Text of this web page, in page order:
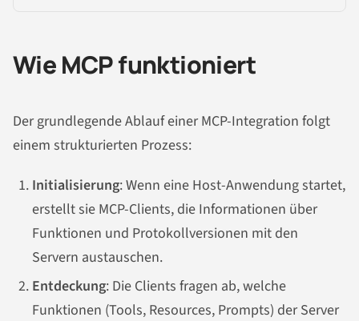
Wie MCP funktioniert
Der grundlegende Ablauf einer MCP-Integration folgt
einem strukturierten Prozess:
Initialisierung: Wenn eine Host-Anwendung startet,
erstellt sie MCP-Clients, die Informationen über
Funktionen und Protokollversionen mit den
Servern austauschen.
Entdeckung: Die Clients fragen ab, welche
Funktionen (Tools, Resources, Prompts) der Server